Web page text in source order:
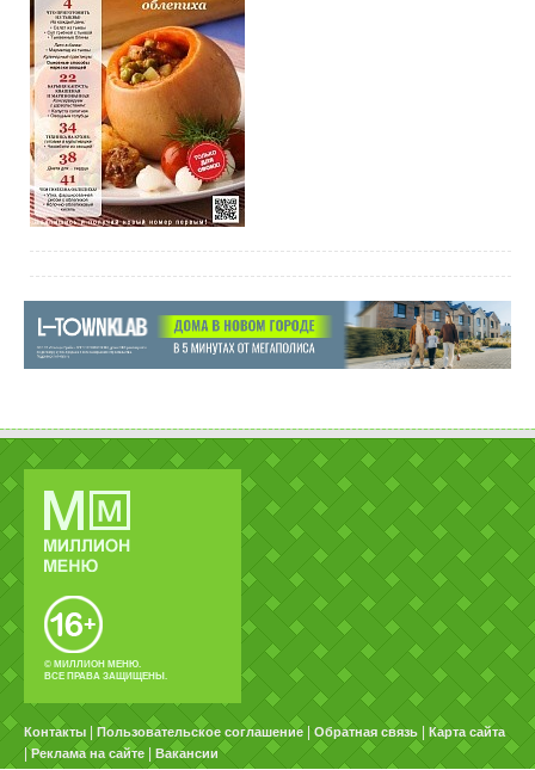
© МИЛЛИОН МЕНЮ.
ВСЕ ПРАВА ЗАЩИЩЕНЫ.
Контакты Пользовательское соглашение Обратная связь Карта сайта
|Реклама на сайте Вакансии